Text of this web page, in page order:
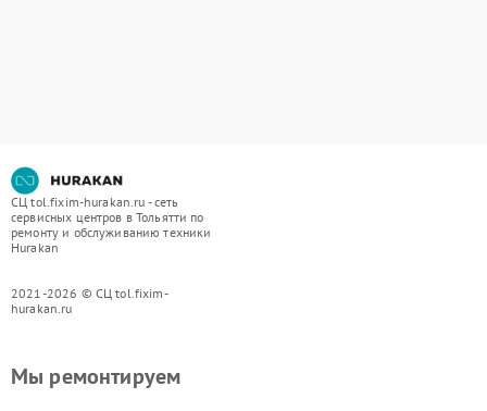
СЦ tol.fixim-hurakan.ru - сеть
сервисных центров в Тольятти по
ремонту и обслуживанию техники
Hurakan
2021-2026 © СЦ tol.fixim-
hurakan.ru
Мы ремонтируем